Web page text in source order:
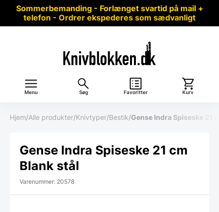
Sommerbemanding - Forlænget svartid på mail +
telefon - Ordrer ekspederes som sædvanligt
Menu Søg Favoritter Kurv
Hjem/Alle produkter/Knivtyper/Bestik/Gense Indra Spiseske 21
Gense Indra Spiseske 21 cm
Blank stål
Varenummer: 20578